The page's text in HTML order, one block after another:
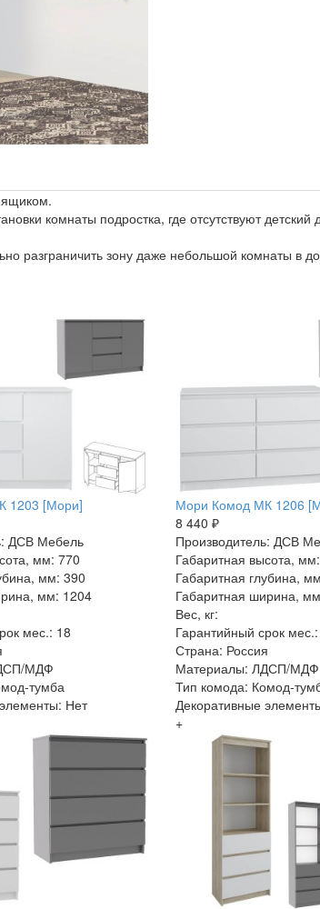
комнаты подростка, где отсутствуют
разграничить зону даже небольшой комнаты в
1203 [Мори]
ДСВ Мебель
мм: 770
мм: 390
мм: 1204
мес.: 18
МДФ
тумба
Нет
Мори Комод МК 1206
8 440 ₽
Производитель: ДСВ
Габаритная высота,
Габаритная глубина,
Габаритная ширина,
Вес, кг:
Гарантийный срок
Страна: Россия
Материалы: ЛДСП/МДФ
Тип комода: Комод-
Декоративные
+